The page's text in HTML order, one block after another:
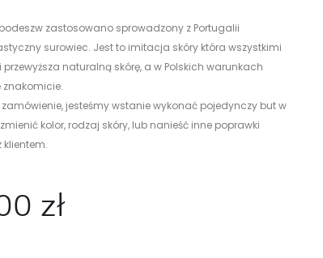
zastosowano sprowadzony z Portugalii
surowiec. Jest to imitacja skóry która wszystkimi
naturalną skórę, a w Polskich warunkach
znakomicie.
jesteśmy wstanie wykonać pojedynczy but w
kolor, rodzaj skóry, lub nanieść inne poprawki
klientem.
zł